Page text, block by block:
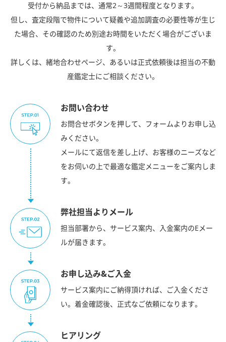
受付から納品までは、通常2～3週間程度となります。
但し、査定段階で物件について疑義や追加調査の必要性等が生じ
た場合、その確認のため別途お時間をいただく場合がございま
す。
詳しくは、緒地合わせページ、あるいは正式依頼後は担当の不動
産鑑定士にご相談ください。
お問い合わせ
お問合せボタンを押して、フォームよりお申し込
みください。
メールにて返信を差し上げ、お客様のニーズなど
をお伺いの上で最適な鑑定メニューをご案内しま
す。
弊社担当よりメール
担当部署から、サービス案内、入金案内のEメー
ルが届きます。
お申し込み&ご入金
サービス案内にご納得頂ければ、ご入金くださ
い。着金確認後、正式なご依頼になります。
ヒアリング